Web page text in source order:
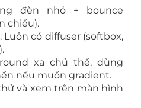
đèn nhỏ + bounce
chiếu).
: Luôn có diffuser (softbox,
xa chủ thể, dùng
nếu muốn gradient.
và xem trên màn hình